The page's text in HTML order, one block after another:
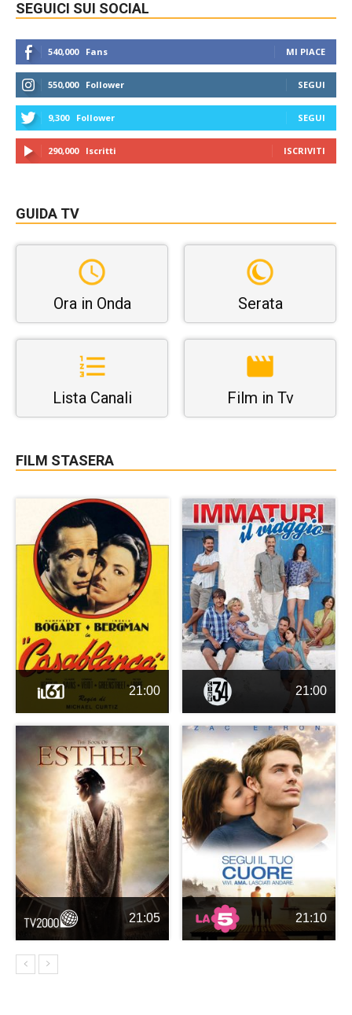
SEGUICI SUI SOCIAL
540,000 Fans MI PIACE
550,000 Follower SEGUI
9,300 Follower SEGUI
290,000 Iscritti ISCRIVITI
GUIDA TV
Ora in Onda Serata
Lista Canali Film in Tv
FILM STASERA
21:00 21:00
21:05 21:10